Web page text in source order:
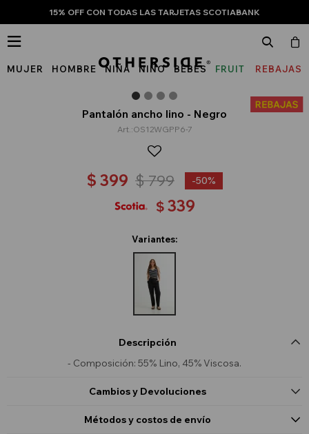
15% OFF CON TODAS LAS TARJETAS SCOTIABANK
MUJER HOMBRE NIÑA NIÑO BEBÉS
FRUIT
THE
REBAJAS

Pantalón ancho lino - Negro
OS12WGPP6-7
$ 399 $799 50
$ 339
Variantes:
Descripción
- Composición: 55% Lino, 45% Viscosa.
Cambios y Devoluciones
Métodos y costos de envío